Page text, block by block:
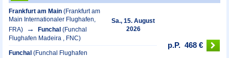
Frankfurt am Main (Frankfurt am
Main Internationaler Flughafen,
FRA)
Funchal (Funchal
Flughafen Madeira , FNC)
Sa., 15. August
2026
Funchal (Funchal Flughafen
p.P. 468 €